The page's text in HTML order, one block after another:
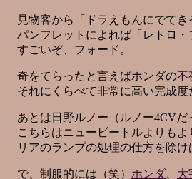
見物客から「ドラえもんにでてき
パンフレットによれば「レトロ・
すごいぞ、フォード。
奇をてらったと言えばホンダの不
それにくらべて非常に高い完成度
あとは日野ルノー（ルノー4CVだ
こちらはニュービートルよりもよ
リアのランプの処理の仕方を除け
で、制服的には（笑） ホンダ 大